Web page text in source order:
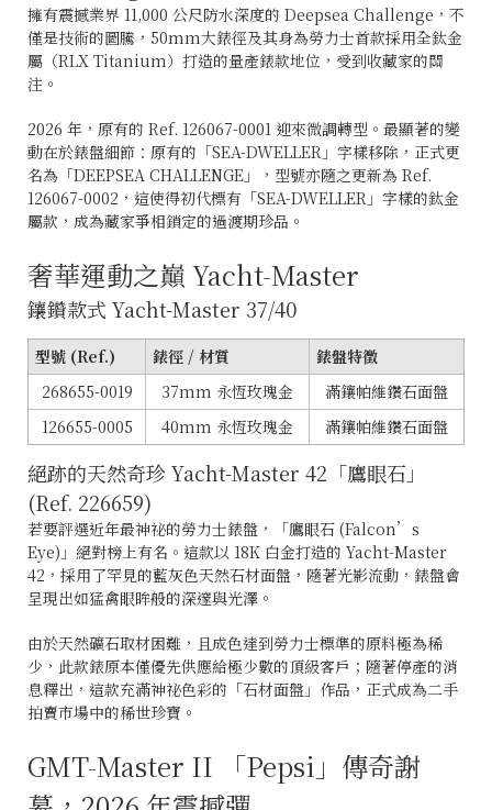
擁有震撼業界 11,000 公尺防水深度的 Deepsea Challenge，不
僅是技術的圖騰，50mm大錶徑及其身為勞力士首款採用全鈦金
屬（RLX Titanium）打造的量產錶款地位，受到收藏家的關
注。
2026 年，原有的 Ref. 126067-0001 迎來微調轉型。最顯著的變
動在於錶盤細節：原有的「SEA-DWELLER」字樣移除，正式更
名為「DEEPSEA CHALLENGE」，型號亦隨之更新為 Ref.
126067-0002，這使得初代標有「SEA-DWELLER」字樣的鈦金
屬款，成為藏家爭相鎖定的過渡期珍品。
奢華運動之巔 Yacht-Master
鑲鑽款式 Yacht-Master 37/40
型號 (Ref.) 錶徑 / 材質
錶盤特徵
268655-0019
37mm 永恆玫瑰金
滿鑲帕維鑽石面盤
126655-0005
40mm 永恆玫瑰金 滿鑲帕維鑽石面盤
絕跡的天然奇珍 Yacht-Master 42「鷹眼石」
(Ref. 226659)
若要評選近年最神祕的勞力士錶盤，「鷹眼石 (Falcon’s
Eye)」絕對榜上有名。這款以 18K 白金打造的 Yacht-Master
42，採用了罕見的藍灰色天然石材面盤，隨著光影流動，錶盤會
呈現出如猛禽眼眸般的深邃與光澤。
由於天然礦石取材困難，且成色達到勞力士標準的原料極為稀
少，此款錶原本僅優先供應給極少數的頂級客戶；隨著停產的消
息釋出，這款充滿神祕色彩的「石材面盤」作品，正式成為二手
拍賣市場中的稀世珍寶。
GMT-Master II 「Pepsi」傳奇謝